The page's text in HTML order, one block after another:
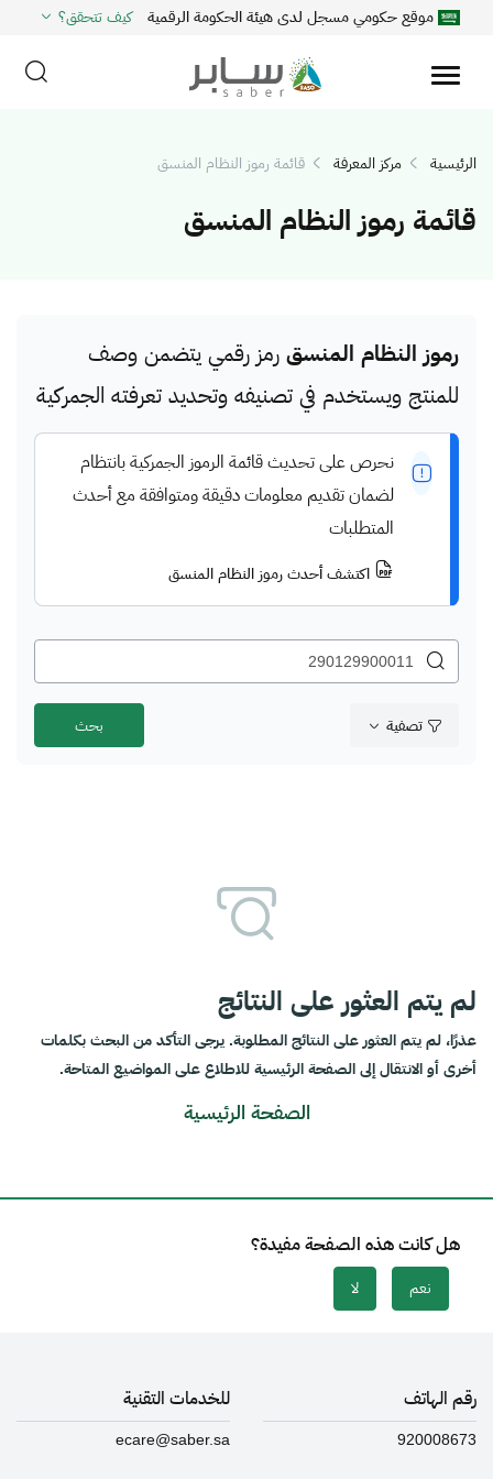
موقع حكومي مسجل لدى هيئة الحكومة الرقمية كيف تتحقق؟
الرئيسية مركز المعرفة قائمة رموز النظام المنسق
قائمة رموز النظام المنسق
رموز النظام المنسق رمز رقمي يتضمن وصف
للمنتج ويستخدم في تصنيفه وتحديد تعرفته الجمركية
نحرص على تحديث قائمة الرموز الجمركية بانتظام
لضمان تقديم معلومات دقيقة ومتوافقة مع أحدث
المتطلبات
اكتشف أحدث رموز النظام المنسق
تصفية
لم يتم العثور على النتائج
عذرًا، لم يتم العثور على النتائج المطلوبة. يرجى التأكد من البحث بكلمات
أخرى أو الانتقال إلى الصفحة الرئيسية للاطلاع على المواضيع المتاحة.
الصفحة الرئيسية
هل كانت هذه الصفحة مفيدة؟
نعم لا
رقم الهاتف
920008673
للخدمات التقنية
ecare@saber.sa